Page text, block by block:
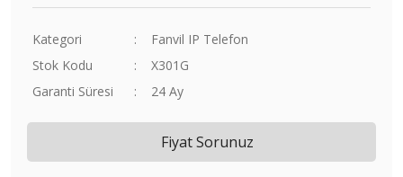
Kategori
Fanvil IP Telefon
Stok Kodu
X301G
Garanti Süresi
24 Ay
Fiyat Sorunuz